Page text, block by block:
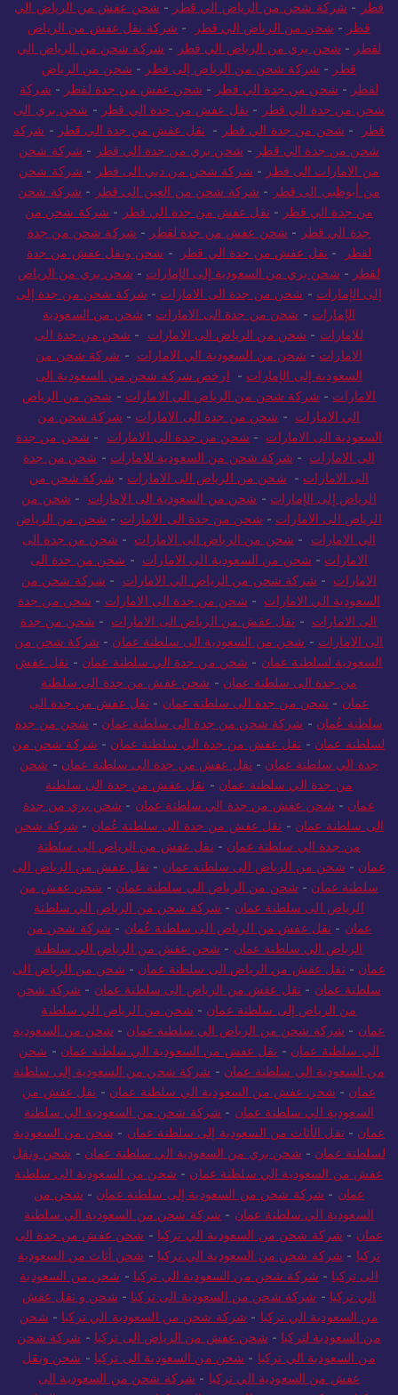
قطر - شركة شحن من الرياض الي قطر - شحن عفش من الرياض الي
قطر - شحن من الرياض الي قطر - شركة نقل عفش من الرياض
لقطر - شحن بري من الرياض الي قطر - شركة شحن من الرياض الي
قطر - شركة شحن من الرياض إلى قطر - شحن من الرياض
لقطر - شحن من جدة الي قطر - شحن عفش من جدة لقطر - شركة
شحن من جدة الي قطر - نقل عفش من جدة الي قطر - شحن بري الى
قطر
- شحن من جدة الي قطر - نقل عفش من جدة الي قطر - شركة
شحن من جدة الي قطر - شحن بري من جدة الي قطر - شركة شحن
من الامارات الى قطر - شركة شحن من دبي الى قطر - شركة شحن
من أبوظبي الى قطر - شركة شحن من العين الى قطر - شركة شحن
من جدة الي قطر - نقل عفش من جدة الي قطر - شركة شحن من
جدة الي قطر - شحن عفش من جدة لقطر - شركة شحن من جدة
لقطر
- نقل عفش من جدة الي قطر - شحن ونقل عفش من جدة
لقطر - شحن بري من السعودية إلى الإمارات - شحن بري من الرياض
إلى الإمارات - شحن من جدة الى الامارات - شركة شحن من جدة إلى
الإمارات - شحن من جدة الى الامارات - شحن من السعودية
للامارات - شحن من الرياض الى الامارات - شحن من جدة الى
الامارات - شحن من السعودية الي الامارات - شركة شحن من
السعودية إلى الإمارات - ارخص شركة شحن من السعودية الى
الامارات - شركة شحن من الرياض الي الامارات - شحن من الرياض
الي الامارات - شحن من جدة الى الامارات - شركة شحن من
السعودية الى الامارات - شحن من جدة الى الامارات - شحن من جدة
الى الامارات - شركة شحن من السعودية للامارات - شحن من جدة
الى الامارات - شحن من الرياض الى الامارات - شركة شحن من
الرياض إلى الإمارات - شحن من السعودية الى الامارات - شحن من
الرياض الى الامارات - شحن من جدة الى الامارات - شحن من الرياض
الي الامارات - شحن من الرياض الى الامارات - شحن من جدة الى
الامارات - شحن من السعودية الى الامارات - شحن من جدة الى
الامارات - شركة شحن من الرياض الي الامارات - شركة شحن من
السعودية الي الامارات - شحن من جدة الى الامارات - شحن من جدة
الى الامارات - نقل عفش من الرياض الى الامارات - شحن من جدة
الى الامارات - شحن من السعودية الى سلطنة عمان - شركة شحن من
السعودية لسلطنة عمان - شحن من جدة الي سلطنة عمان - نقل عفش
من جدة الى سلطنة عمان - شحن عفش من جدة الى سلطنة
عمان - شحن من جدة الى سلطنة عمان - نقل عفش من جدة الى
سلطنة عُمان - شركة شحن من جدة الى سلطنة عمان - شحن من جدة
لسلطنة عمان - نقل عفش من جدة الي سلطنة عمان - شركة شحن من
جدة الي سلطنة عمان - نقل عفش من جدة الى سلطنة عمان - شحن
من جدة الي سلطنة عمان - نقل عفش من جدة الى سلطنة
عمان - شحن عفش من جدة الي سلطنة عمان - شحن بري من جدة
الى سلطنة عمان - نقل عفش من جدة الى سلطنة عُمان - شركة شحن
من جدة الي سلطنة عمان - نقل عفش من الرياض الى سلطنة
عمان - شحن من الرياض الى سلطنة عمان - نقل عفش من الرياض الى
سلطنة عمان - شحن من الرياض الي سلطنة عمان - شحن عفش من
الرياض الى سلطنة عمان - شركة شحن من الرياض الي سلطنة
عمان - نقل عفش من الرياض الى سلطنة عُمان - شركة شحن من
الرياض الي سلطنة عمان - شحن عفش من الرياض الي سلطنة
عمان - نقل عفش من الرياض الى سلطنة عمان - شحن من الرياض الى
سلطنة عمان - نقل عفش من الرياض الى سلطنة عمان - شركة شحن
من الرياض إلى سلطنة عمان - شحن من الرياض الي سلطنة
عمان - شركة شحن من الرياض الي سلطنة عمان - شحن من السعودية
الي سلطنة عمان - نقل عفش من السعودية الي سلطنة عمان - شحن
من السعودية الي سلطنة عمان - شركة شحن من السعودية إلى سلطنة
عمان - شحن عفش من السعودية الي سلطنة عمان - نقل عفش من
السعودية الي سلطنة عمان - شركة شحن من السعودية الي سلطنة
عمان - نقل الأثاث من السعودية إلى سلطنة عمان - شحن من السعودية
لسلطنة عمان - شحن بري من السعودية الي سلطنة عمان - شحن ونقل
عفش من السعودية الي سلطنة عمان - شحن من السعودية الى سلطنة
عمان - شركة شحن من السعودية إلى سلطنة عمان - شحن من
السعودية الي سلطنة عمان - شركة شحن من السعودية الي سلطنة
عمان - شركة شحن من السعودية الي تركيا - شحن عفش من جدة الى
تركيا - شركة شحن من السعودية الي تركيا - شحن أثاث من السعودية
الى تركيا - شركة شحن من السعودية الي تركيا - شحن من السعودية
الي تركيا - شركة شحن من السعودية الى تركيا - شحن و نقل عفش
من السعودية الي تركيا - شركة شحن من السعودية الي تركيا - شحن
من السعودية لتركيا - شحن عفش من الرياض الى تركيا - شركة شحن
من السعودية الي تركيا - شحن من السعودية الى تركيا - شحن ونقل
عفش من السعودية الي تركيا - شركة شحن من السعودية الى